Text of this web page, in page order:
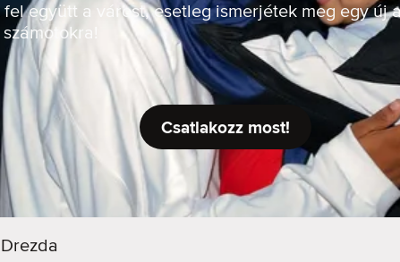
együtt a várost, esetleg ismerjétek meg egy új
Csatlakozz most!
Drezda